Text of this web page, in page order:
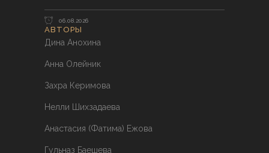
06.08.2026
АВТОРЫ
Дина Анохина
Анна Олейник
Захра Керимова
Нелли Шихзадаева
Анастасия (Фатима) Ежова
Гульназ Баешева